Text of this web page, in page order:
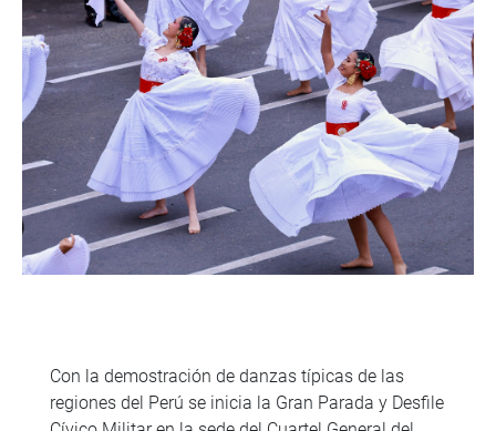
Con la demostración de danzas típicas de las
regiones del Perú se inicia la Gran Parada y Desfile